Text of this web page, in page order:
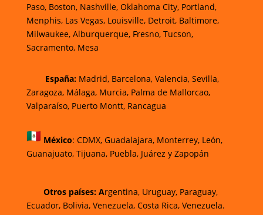
Paso, Boston, Nashville, Oklahoma City, Portland,
Menphis, Las Vegas, Louisville, Detroit, Baltimore,
Milwaukee, Alburquerque, Fresno, Tucson,
Sacramento, Mesa
España: Madrid, Barcelona, Valencia, Sevilla,
Zaragoza, Málaga, Murcia, Palma de Mallorcao,
Valparaíso, Puerto Montt, Rancagua
México: CDMX, Guadalajara, Monterrey, León,
Guanajuato, Tijuana, Puebla, Juárez y Zapopán
Otros países: Argentina, Uruguay, Paraguay,
Ecuador, Bolivia, Venezuela, Costa Rica, Venezuela.